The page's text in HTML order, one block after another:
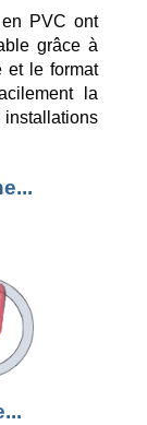
PVC ont
grâce à
et le format
la